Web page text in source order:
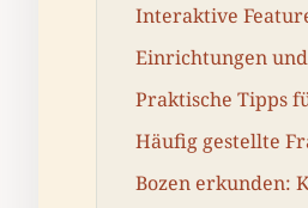
Interaktive
Einrichtungen
Praktische Tipps
Häufig gestellte
Bozen erkunden: